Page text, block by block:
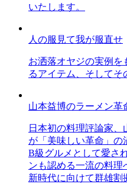
いたします。
人の服見て我が服直せ
お洒落オヤジの実例を
るアイテム、そしてそ
山本益博のラーメン革
日本初の料理評論家
が「美味しい革命」の
B級グルメとして愛さ
ンも認める一流の料理
新時代に向けて群雄割